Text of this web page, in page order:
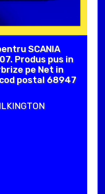
SCANIA
Produs pus in
pe Net in
postal 68947